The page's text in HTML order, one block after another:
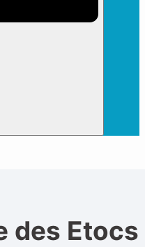
des Etocs